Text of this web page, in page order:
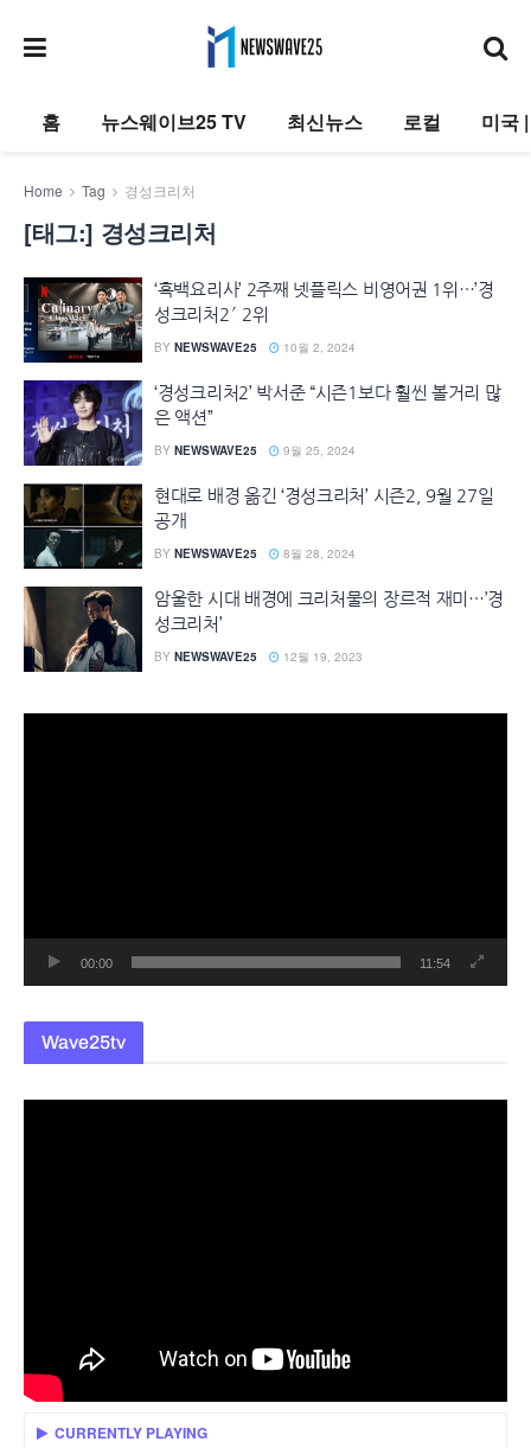
홈 뉴스웨이브25 TV 최신뉴스 로컬 미국
Home Tag 경성크리처
[태그:] 경성크리처
‘흑백요리사’ 2주째 넷플릭스 비영어권 1위…’경
성크리처2′ 2위
BY NEWSWAVE25 10월 2, 2024
‘경성크리처2’ 박서준 “시즌1보다 훨씬 볼거리 많
은 액션”
BY NEWSWAVE25 9월 25, 2024
현대로 배경 옮긴 ‘경성크리처’ 시즌2, 9월 27일
공개
BY NEWSWAVE25 8월 28, 2024
암울한 시대 배경에 크리처물의 장르적 재미…’경
성크리처’
BY NEWSWAVE25 12월 19, 2023
00:00 11:54
Wave25tv
CURRENTLY PLAYING